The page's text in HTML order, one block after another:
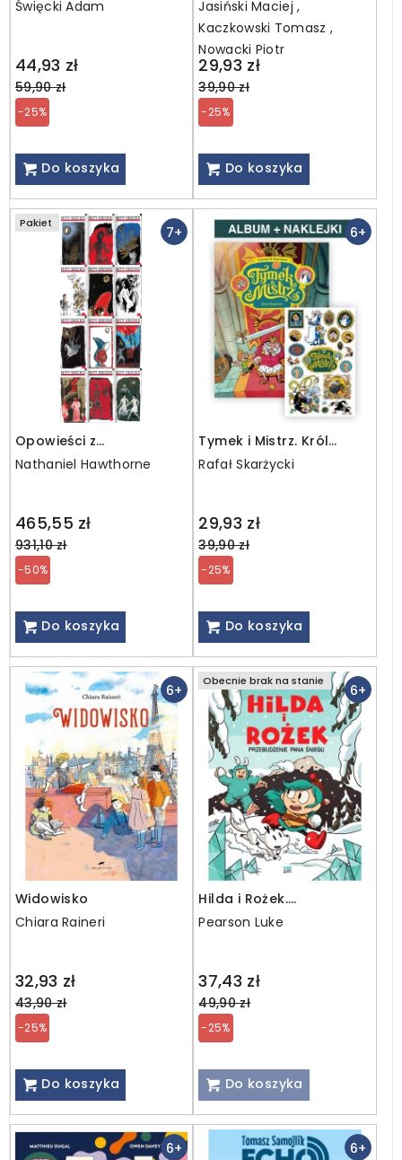
Święcki Adam
44,93 zł
Regular
price
59,90 zł
-25%
Do koszyka
kosmita, a rakieta
rozbita + NAKLEJKI
Jasiński Maciej ,
Kaczkowski Tomasz ,
Nowacki Piotr
29,93 zł
Regular
price
39,90 zł
-25%
Do koszyka
7+
Pakiet
Opowieści z
zaczarowanego lasu / 12
plików MP3, 10
Nathaniel Hawthorne
465,55 zł
Regular
price
931,10 zł
-50%
Do koszyka
6+
Tymek i Mistrz. Król
kłopotów + NAKLEJKI
Rafał Skarżycki
29,93 zł
Regular
price
39,90 zł
-25%
Do koszyka
6+
Widowisko
Chiara Raineri
32,93 zł
Regular
price
43,90 zł
-25%
Do koszyka
6+
Obecnie brak na stanie
Hilda i Rożek.
Przebudzenie Pana
Śniegu
Pearson Luke
37,43 zł
Regular
price
49,90 zł
-25%
Do koszyka
6+ 6+